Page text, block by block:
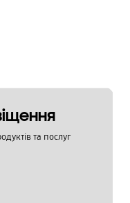
та послуг